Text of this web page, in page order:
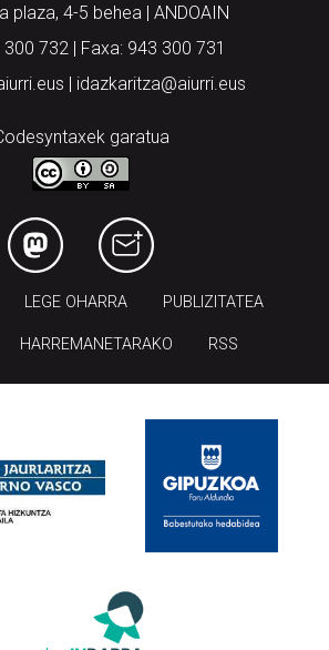
plaza, 4-5 behea | ANDOAIN
300 732 | Faxa: 943 300 731
| idazkaritza@aiurri.eus
garatua
LEGE OHARRA PUBLIZITATEA
HARREMANETARAKO RSS